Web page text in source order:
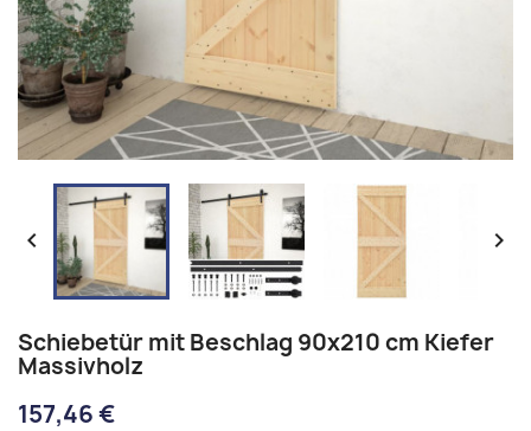
 
Schiebetür mit Beschlag 90x210 cm Kiefer
Massivholz
157,46 €